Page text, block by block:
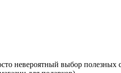
невероятный выбор